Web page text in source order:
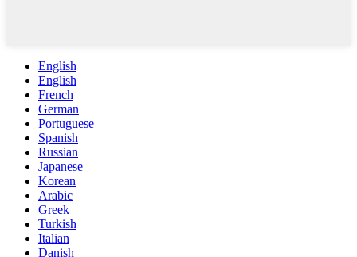
English
English
French
German
Portuguese
Spanish
Russian
Japanese
Korean
Arabic
Greek
Turkish
Italian
Danish